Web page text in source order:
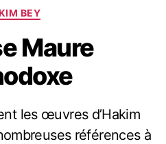
C
t
é
g
o
i
e
BEY
Maure
les œuvres d’Hakim
références à